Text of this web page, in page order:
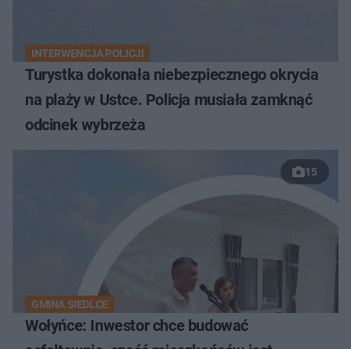
INTERWENCJA POLICJI
Turystka dokonała niebezpiecznego okrycia
na plaży w Ustce. Policja musiała zamknąć
odcinek wybrzeża
15
GMINA SIEDLCE
Wołyńce: Inwestor chce budować